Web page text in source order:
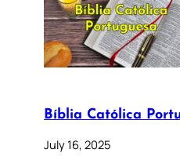
Bíblia Católica
July 16, 2025